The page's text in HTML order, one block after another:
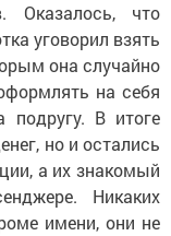
Оказалось, что
уговорил взять
она случайно
на себя
подругу. В итоге
но и остались
а их знакомый
Никаких
имени, они не